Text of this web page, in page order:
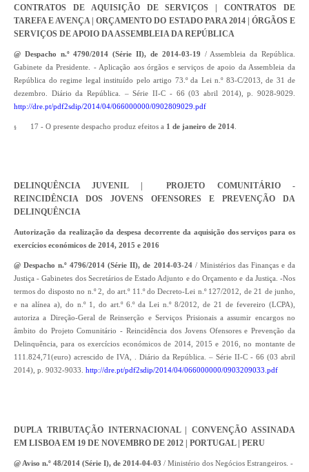
CONTRATOS DE AQUISIÇÃO DE SERVIÇOS | CONTRATOS DE
TAREFA E AVENÇA | ORÇAMENTO DO ESTADO PARA 2014 | ÓRGÃOS E
SERVIÇOS DE APOIO DA ASSEMBLEIA DA REPÚBLICA
@ Despacho n.º 4790/2014 (Série II), de 2014-03-19 / Assembleia da República.
Gabinete da Presidente. - Aplicação aos órgãos e serviços de apoio da Assembleia da
República do regime legal instituído pelo artigo 73.º da Lei n.º 83-C/2013, de 31 de
dezembro. Diário da República. – Série II-C - 66 (03 abril 2014), p. 9028-9029.
http://dre.pt/pdf2sdip/2014/04/066000000/0902809029.pdf
§ 17 - O presente despacho produz efeitos a 1 de janeiro de 2014
DELINQUÊNCIA JUVENIL | PROJETO COMUNITÁRIO -
REINCIDÊNCIA DOS JOVENS OFENSORES E PREVENÇÃO DA
DELINQUÊNCIA
Autorização da realização da despesa decorrente da aquisição dos serviços para os
exercícios económicos de 2014, 2015 e 2016
@ Despacho n.º 4796/2014 (Série II), de 2014-03-24/ Ministérios das Finanças e da
Justiça - Gabinetes dos Secretários de Estado Adjunto e do Orçamento e da Justiça. -Nos
termos do disposto no n.º 2, do art.º 11.º do Decreto-Lei n.º 127/2012, de 21 de junho,
e na alínea a), do n.º 1, do art.º 6.º da Lei n.º 8/2012, de 21 de fevereiro (LCPA),
autoriza a Direção-Geral de Reinserção e Serviços Prisionais a assumir encargos no
âmbito do Projeto Comunitário - Reincidência dos Jovens Ofensores e Prevenção da
Delinquência, para os exercícios económicos de 2014, 2015 e 2016, no montante de
111.824,71(euro) acrescido de IVA, . Diário da República. – Série II-C - 66 (03 abril
2014), p. 9032-9033. http://dre.pt/pdf2sdip/2014/04/066000000/0903209033.pdf
DUPLA TRIBUTAÇÃO INTERNACIONAL | CONVENÇÃO ASSINADA
EM LISBOA EM 19 DE NOVEMBRO DE 2012 | PORTUGAL | PERU
@ Aviso n.º 48/2014 (Série I), de 2014-04-03 / Ministério dos Negócios Estrangeiros. -